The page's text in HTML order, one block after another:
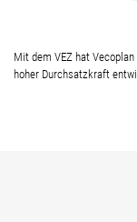
Mit dem VEZ hat
hoher Durchsatzkraft